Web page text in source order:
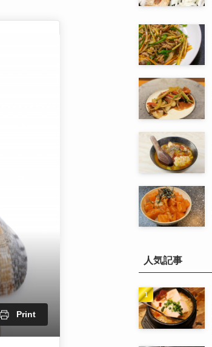
Print
人気記事